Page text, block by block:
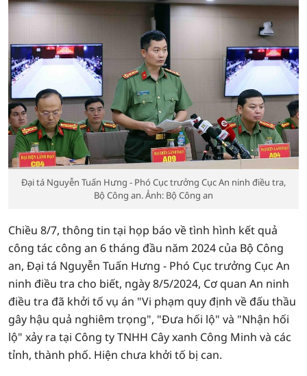
Đại tá Nguyễn Tuấn Hưng - Phó Cục trưởng Cục An ninh điều tra,
Bộ Công an. Ảnh: Bộ Công an
Chiều 8/7, thông tin tại họp báo về tình hình kết quả
công tác công an 6 tháng đầu năm 2024 của Bộ Công
an, Đại tá Nguyễn Tuấn Hưng - Phó Cục trưởng Cục An
ninh điều tra cho biết, ngày 8/5/2024, Cơ quan An ninh
điều tra đã khởi tố vụ án "Vi phạm quy định về đấu thầu
gây hậu quả nghiêm trọng", "Đưa hối lộ" và "Nhận hối
lộ" xảy ra tại Công ty TNHH Cây xanh Công Minh và các
tỉnh, thành phố. Hiện chưa khởi tố bị can.